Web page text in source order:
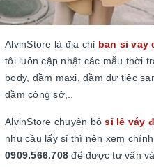
AlvinStore là địa chỉ ban si vay
tôi luôn cập nhật các mẫu thời
body, đầm maxi, đầm dự tiệc
đầm công sở,..
AlvinStore chuyên bỏsỉ lẻ váy
nhu cầu lấy sỉ thì nên xem
0909.566.708để được tư vấn